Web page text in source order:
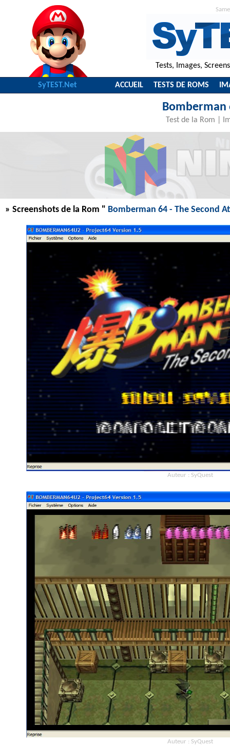
Tests, Images,
SyTEST.Net ACCUEIL TESTS DE ROMS
Bomberman
Test de la Rom
» Screenshots de la Rom " Bomberman 64 - The Second
Auteur : SyQuest
Auteur : SyQuest